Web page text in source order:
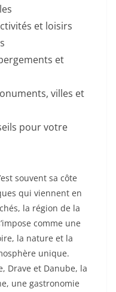
et loisirs
et
villes et
pour votre
souvent sa côte
qui viennent en
la région de la
comme une
la nature et la
unique.
Drave et Danube, la
une gastronomie